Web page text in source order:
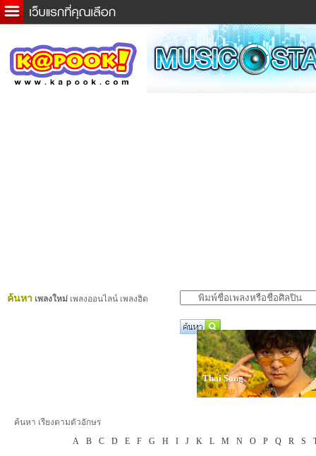
ข่าวด่วน
ละคร
ค้นหา เพลงใหม่ เพลงออนไลน์ เพลงฮิต
Thai Song
เพลงไทย
ค้นหา เรียงตามตัวอักษร
A
B C D E F G H I J K L M N O P Q R S